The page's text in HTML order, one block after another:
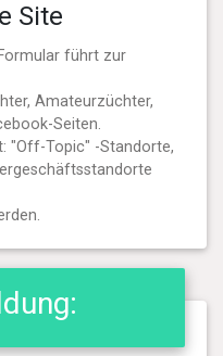
Site
führt zur
Amateurzüchter,
Seiten.
"Off-Topic" -Standorte,